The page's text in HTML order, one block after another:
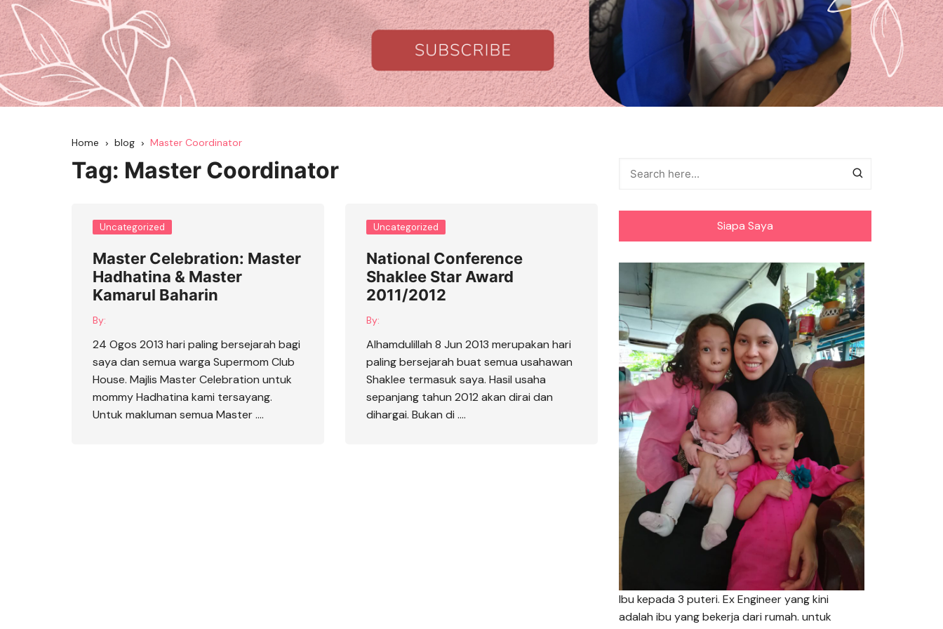
Home blog Master Coordinator
Tag: Master Coordinator
Uncategorized
Master Celebration: Master
Hadhatina & Master
Kamarul Baharin
By:
24 Ogos 2013 hari paling bersejarah bagi
saya dan semua warga Supermom Club
House. Majlis Master Celebration untuk
mommy Hadhatina kami tersayang.
Untuk makluman semua Master ….
Uncategorized
National Conference
Shaklee Star Award
2011/2012
By:
Alhamdulillah 8 Jun 2013 merupakan hari
paling bersejarah buat semua usahawan
Shaklee termasuk saya. Hasil usaha
sepanjang tahun 2012 akan dirai dan
dihargai. Bukan di ….
Siapa Saya
Ibu kepada 3 puteri. Ex Engineer yang kini
adalah ibu yang bekerja dari rumah. untuk